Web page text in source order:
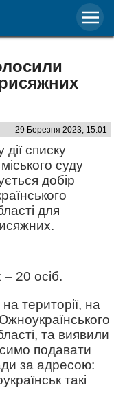
29 Березня 2023, 15:01
дії списку
суду
добір
для
– 20 осіб.
території, на
та виявили
подавати
за адресою:
такі